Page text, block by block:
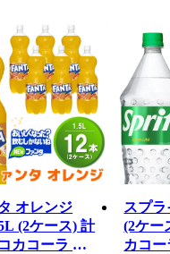
ろいろある町基山町
オレンジ
(2ケース) 計
カコーラ オ
スプ
(2ケー
カコ